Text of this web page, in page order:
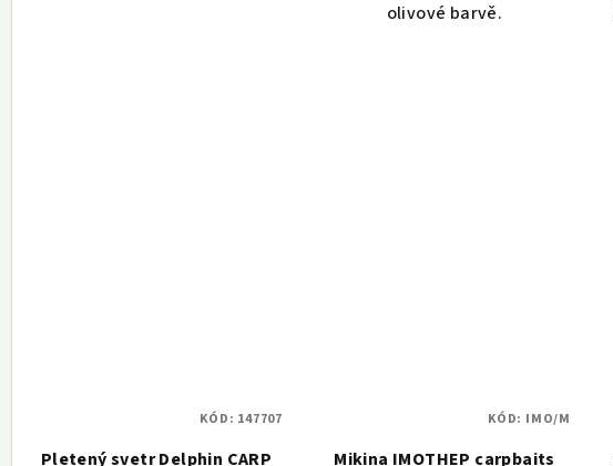
olivové barvě.
Pletený svetr Delphin CARP
KÓD: 147707
Mikina IMOTHEP carpbaits
KÓD: IMO/M